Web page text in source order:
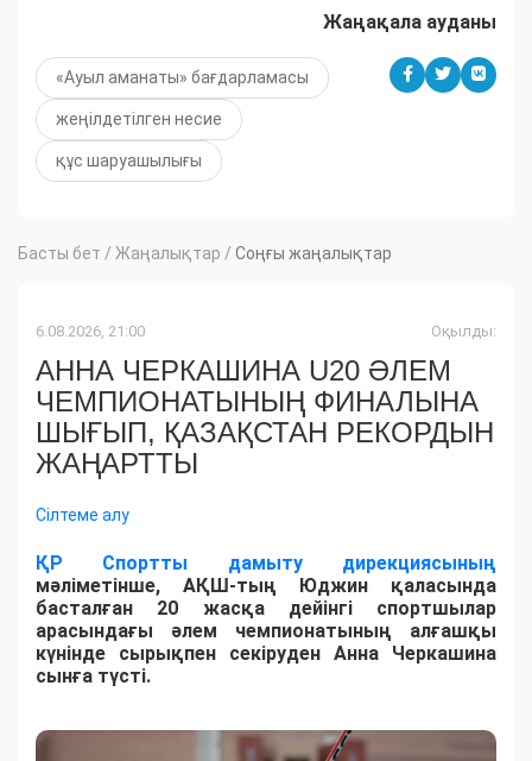
Жаңақала ауданы
«Ауыл аманаты» бағдарламасы
жеңілдетілген несие
құс шаруашылығы
Басты бет / Жаңалықтар / Соңғы жаңалықтар
6.08.2026, 21:00 Оқылды:
АННА ЧЕРКАШИНА U20 ӘЛЕМ
ЧЕМПИОНАТЫНЫҢ ФИНАЛЫНА
ШЫҒЫП, ҚАЗАҚСТАН РЕКОРДЫН
ЖАҢАРТТЫ
Сілтеме алу
ҚР Спортты дамыту дирекциясының
мәліметінше, АҚШ-тың Юджин қаласында
басталған 20 жасқа дейінгі спортшылар
арасындағы әлем чемпионатының алғашқы
күнінде сырықпен секіруден Анна Черкашина
сынға түсті.